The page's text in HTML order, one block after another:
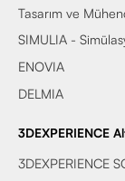
Tasarım ve
SIMULIA -
ENOVIA
DELMIA
3DEXPERIENCE
3DEXPERIENCE